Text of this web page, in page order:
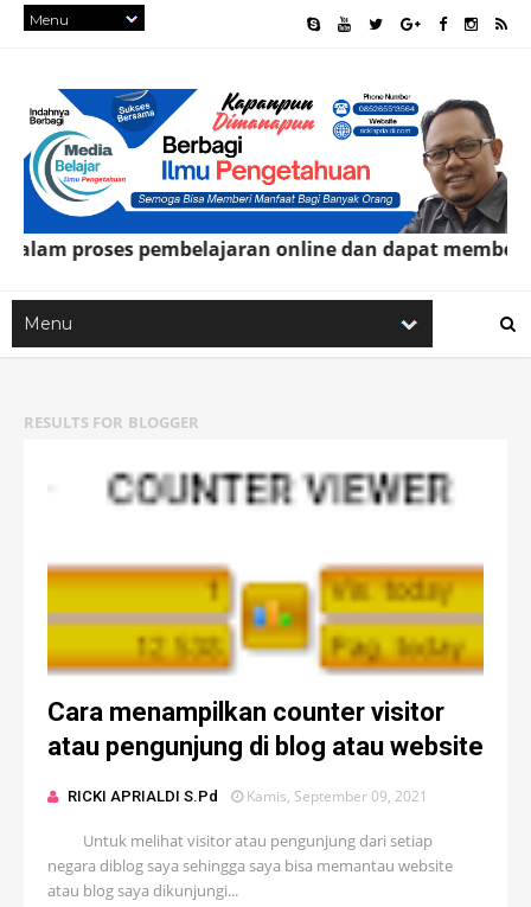
pembelajaran online dan dapat memberi
RESULTS FOR BLOGGER
Cara menampilkan counter visitor
atau pengunjung di blog atau website
RICKI APRIALDI S.Pd Kamis, September 09, 2021
Untuk melihat visitor atau pengunjung dari setiap
negara diblog saya sehingga saya bisa memantau website
atau blog saya dikunjungi...